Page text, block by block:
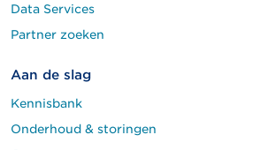
Data Services
Partner zoeken
Aan de slag
Kennisbank
Onderhoud & storingen